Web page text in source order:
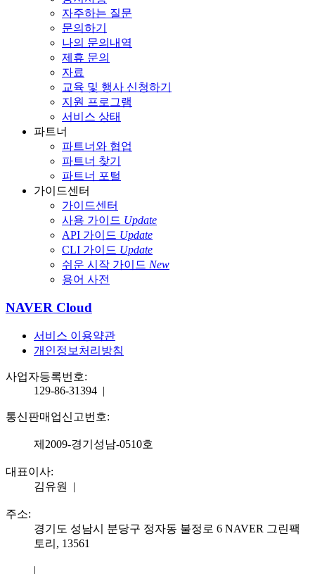
자주하는 질문
문의하기
나의 문의내역
제휴 문의
자료
교육 및 행사 신청하기
지원 프로그램
서비스 상태
파트너
파트너와 협업
파트너 찾기
파트너 포털
가이드센터
가이드센터
사용 가이드 Update
API 가이드 Update
CLI 가이드 Update
쉬운 시작 가이드 New
용어 사전
NAVER Cloud
서비스 이용약관
개인정보처리방침
사업자등록번호:
129-86-31394 |
통신판매업신고번호:
제2009-경기성남-0510호
대표이사:
김유원 |
주소:
경기도 성남시 분당구 정자동 불정로 6 NAVER 그린팩
토리, 13561
|